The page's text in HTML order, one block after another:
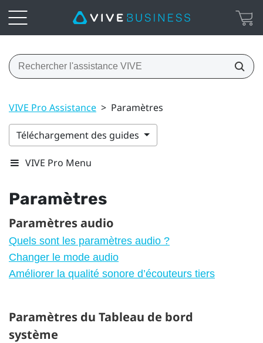
VIVE Pro Assistance > Paramètres
Téléchargement des guides
VIVE Pro Menu
Paramètres
Paramètres audio
Quels sont les paramètres audio ?
Changer le mode audio
Améliorer la qualité sonore d’écouteurs tiers
Paramètres du Tableau de bord
système